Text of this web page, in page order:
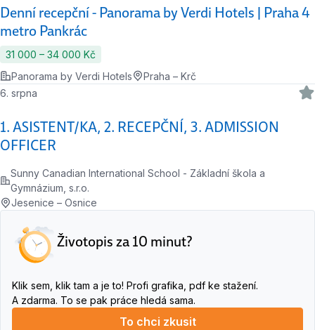
Denní recepční - Panorama by Verdi Hotels | Praha 4
metro Pankrác
31 000 ‍–‍ 34 000 Kč
Panorama by Verdi Hotels
Praha – Krč
1. ASISTENT/KA, 2. RECEPČNÍ, 3. ADMISSION
OFFICER
6. srpna
Sunny Canadian International School - Základní škola a
Gymnázium, s.r.o.
Jesenice – Osnice
Životopis za 10 minut?
Klik sem, klik tam a je to! Profi grafika, pdf ke stažení.
A zdarma. To se pak práce hledá sama.
To chci zkusit